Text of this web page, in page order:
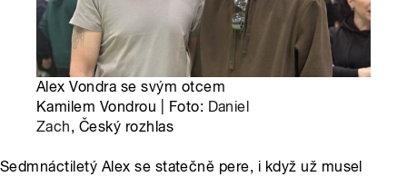
Alex Vondra se svým otcem
Kamilem Vondrou | Foto: Daniel
Zach, Český rozhlas
Sedmnáctiletý Alex se statečně pere, i když už musel